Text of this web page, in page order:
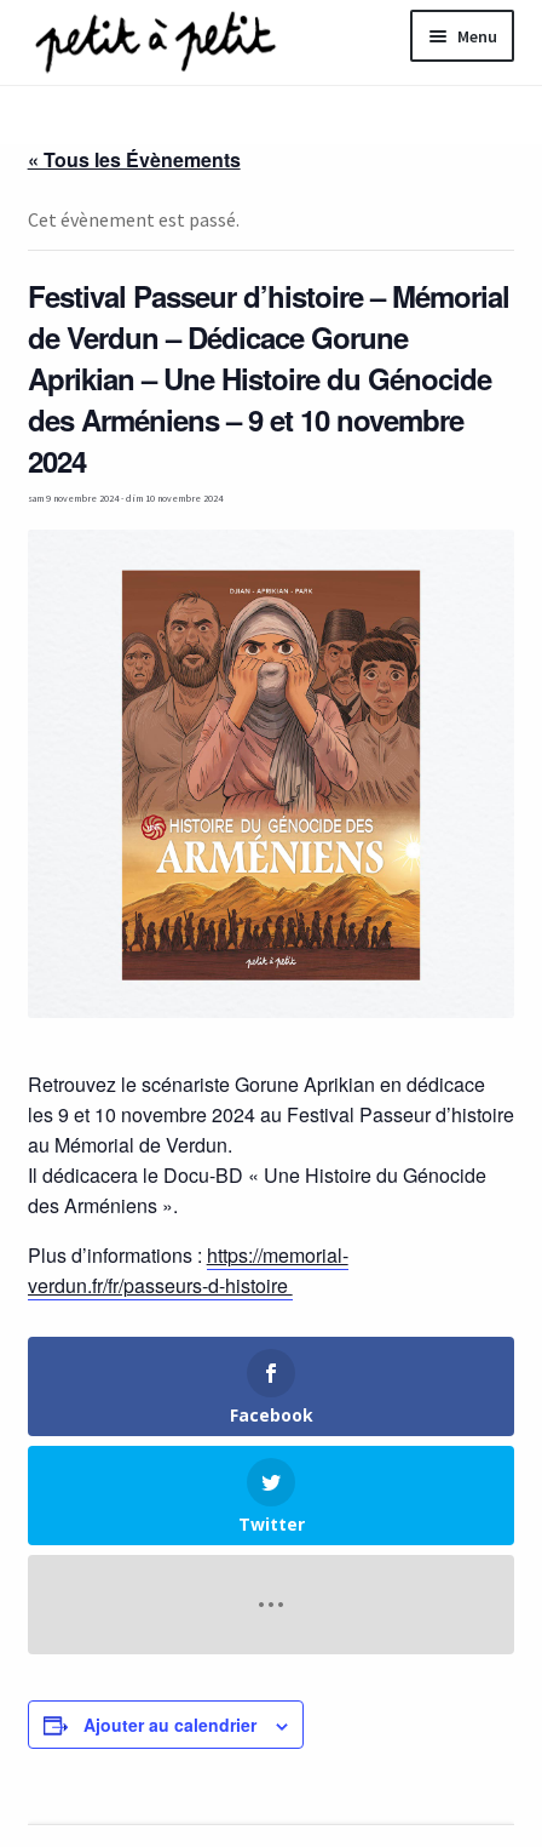
Aller
à
Aller
au
Menu
« Tous les Évènements
Cet évènement est passé.
Festival Passeur d’histoire – Mémorial
de Verdun – Dédicace Gorune
Aprikian – Une Histoire du Génocide
des Arméniens – 9 et 10 novembre
2024
sam 9 novembre 2024- dim 10 novembre 2024
Retrouvez le scénariste Gorune Aprikian en dédicace
les 9 et 10 novembre 2024 au Festival Passeur d’histoire
au Mémorial de Verdun.
Il dédicacera le Docu-BD « Une Histoire du Génocide
des Arméniens ».
Plus d’informations : https://memorial-
verdun.fr/fr/passeurs-d-histoire
Facebook
Twitter
Ajouter au calendrier